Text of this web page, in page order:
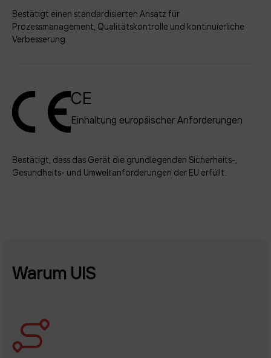
Bestätigt einen standardisierten Ansatz für
Prozessmanagement, Qualitätskontrolle und kontinuierliche
Verbesserung.
CE
Einhaltung europäischer Anforderungen
Bestätigt, dass das Gerät die grundlegenden Sicherheits-,
Gesundheits- und Umweltanforderungen der EU erfüllt.
Warum UIS